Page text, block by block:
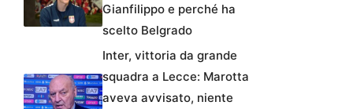
Gianfilippo e perché ha
scelto Belgrado
Inter, vittoria da grande
squadra a Lecce: Marotta
aveva avvisato, niente